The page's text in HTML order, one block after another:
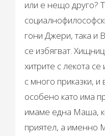
или е нещо друго?
гони Джери, така и
се избягват.
хитрите с лекота
с много приказки,
особено като има
имаме една Маша,
приятел, а именно